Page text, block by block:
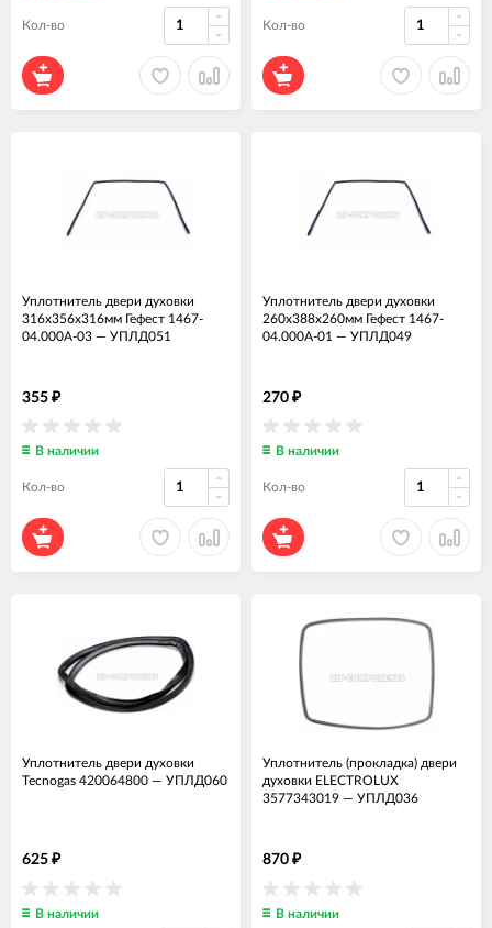
Кол-во Кол-во
Уплотнитель двери духовки
316x356x316мм Гефест 1467-
04.000А-03 — УПЛД051
355 ₽
В наличии
Кол-во
Уплотнитель двери духовки
260x388x260мм Гефест 1467-
04.000А-01 — УПЛД049
270 ₽
В наличии
Кол-во
Уплотнитель двери духовки
Tecnogas 420064800 — УПЛД060
625 ₽
В наличии
Уплотнитель (прокладка) двери
духовки ELECTROLUX
3577343019 — УПЛД036
870 ₽
В наличии